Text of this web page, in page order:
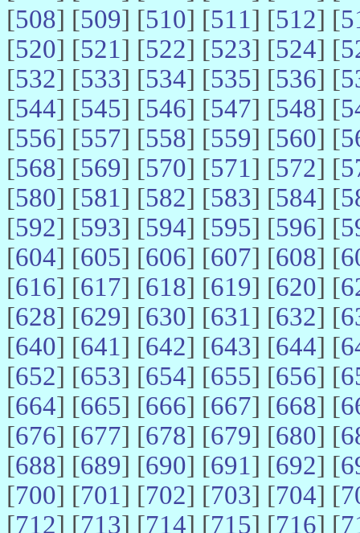
[508] [509] [510] [511] [512] [
[520] [521] [522] [523] [524] [
[532] [533] [534] [535] [536] [
[544] [545] [546] [547] [548] [
[556] [557] [558] [559] [560] [
[568] [569] [570] [571] [572] [
[580] [581] [582] [583] [584] [
[592] [593] [594] [595] [596] [
[604] [605] [606] [607] [608] [
[616] [617] [618] [619] [620] [
[628] [629] [630] [631] [632] [
[640] [641] [642] [643] [644] [
[652] [653] [654] [655] [656] [
[664] [665] [666] [667] [668] [
[676] [677] [678] [679] [680] [
[688] [689] [690] [691] [692] [
[700] [701] [702] [703] [704] [
[712] [713] [714] [715] [716] [